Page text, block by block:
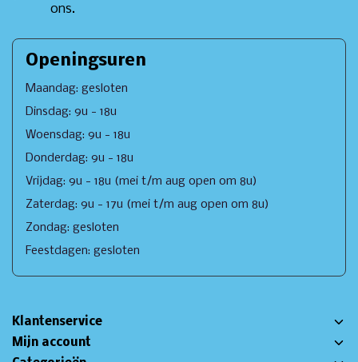
ons.
Openingsuren
Maandag: gesloten
Dinsdag: 9u - 18u
Woensdag: 9u - 18u
Donderdag: 9u - 18u
Vrijdag: 9u - 18u (mei t/m aug open om 8u)
Zaterdag: 9u - 17u (mei t/m aug open om 8u)
Zondag: gesloten
Feestdagen: gesloten
Klantenservice
Mijn account